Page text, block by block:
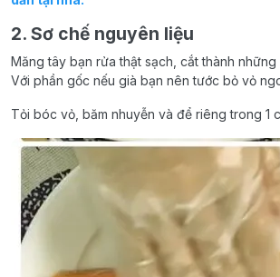
2. Sơ chế nguyên liệu
Măng tây bạn rửa thật sạch, cắt thành những
Với phần gốc nếu già bạn nên tước bỏ vỏ
Tỏi bóc vỏ, băm nhuyễn và để riêng trong 1